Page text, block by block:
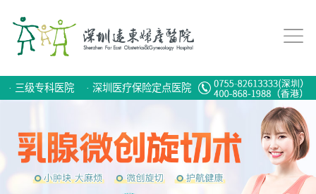
· 三级专科医院 · 深圳医疗保险定点医院